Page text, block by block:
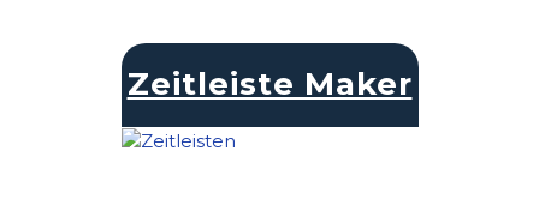
Zeitleiste Maker